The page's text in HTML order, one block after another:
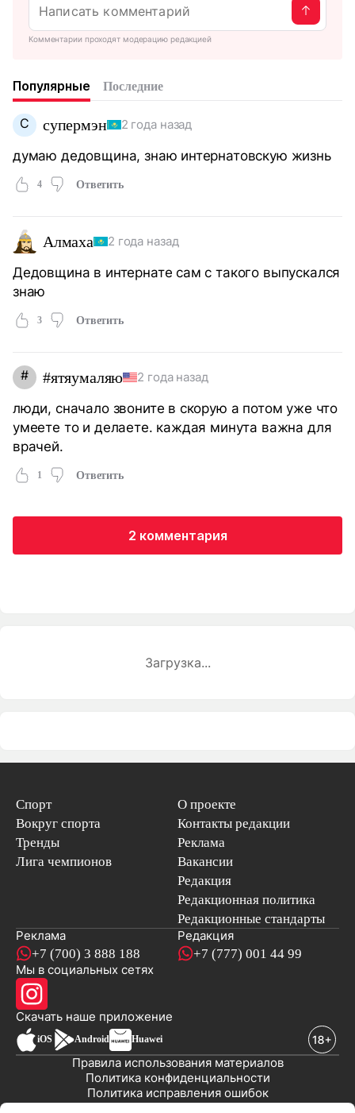
Комментарии проходят модерацию редакцией
Популярные Последние
С супермэн 2 года назад
думаю дедовщина, знаю интернатовскую жизнь
4 Ответить
Алмаха 2 года назад
Дедовщина в интернате сам с такого выпускался
знаю
3 Ответить
# #ятяумаляю 2 года назад
люди, сначало звоните в скорую а потом уже что
умеете то и делаете. каждая минута важна для
врачей.
1 Ответить
2 комментария
Загрузка...
Спорт
Вокруг спорта
Тренды
Лига чемпионов
О проекте
Контакты редакции
Реклама
Вакансии
Редакция
Редакционная политика
Редакционные стандарты
Реклама
+7 (700) 3 888 188
Редакция
+7 (777) 001 44 99
Мы в социальных сетях
Скачать наше приложениеновостей
iOS Android Huawei
Политика исправления ошибок
Политика конфиденциальности
Правила использования материалов